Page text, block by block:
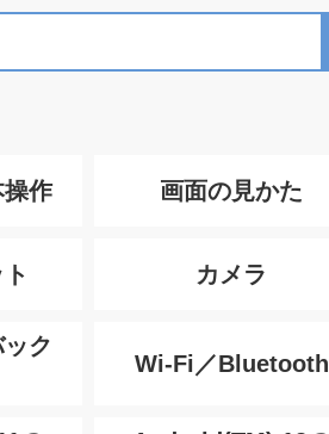
作 画面の見かた
カメラ
ク
Wi-Fi／Bluetooth